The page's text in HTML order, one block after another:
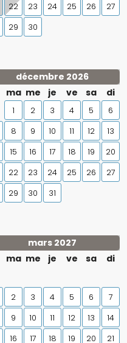
22 23 24 25 26
27
29 30
décembre 2026
ma me je ve sa di
1 2 3 4 5
6
8 9 10 11 12
13
15 16 17 18 19
20
22 23 24 25 26
27
29 30 31
mars 2027
ma me je ve sa di
2 3 4 5 6
7
9 10 11 12 13
14
16 17 18 19 20 21